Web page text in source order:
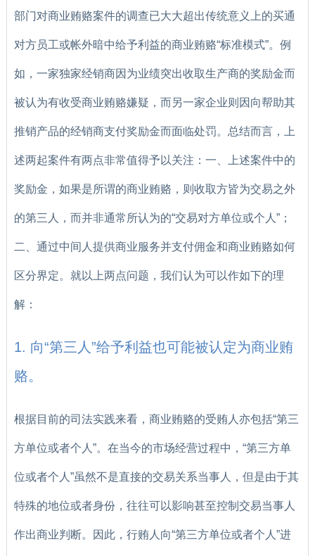
部门对商业贿赂案件的调查已大大超出传统意义上的买通
对方员工或帐外暗中给予利益的商业贿赂“标准模式”。例
如，一家独家经销商因为业绩突出收取生产商的奖励金而
被认为有收受商业贿赂嫌疑，而另一家企业则因向帮助其
推销产品的经销商支付奖励金而面临处罚。总结而言，上
述两起案件有两点非常值得予以关注：一、上述案件中的
奖励金，如果是所谓的商业贿赂，则收取方皆为交易之外
的第三人，而并非通常所认为的“交易对方单位或个人”；
二、通过中间人提供商业服务并支付佣金和商业贿赂如何
区分界定。就以上两点问题，我们认为可以作如下的理
解：
1. 向“第三人”给予利益也可能被认定为商业贿
赂。
根据目前的司法实践来看，商业贿赂的受贿人亦包括“第三
方单位或者个人”。在当今的市场经营过程中，“第三方单
位或者个人”虽然不是直接的交易关系当事人，但是由于其
特殊的地位或者身份，往往可以影响甚至控制交易当事人
作出商业判断。因此，行贿人向“第三方单位或者个人”进